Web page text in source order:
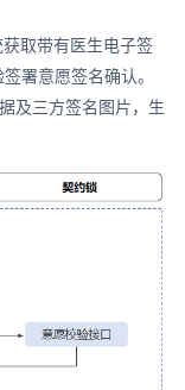
取带有医生电子签
署意愿签名确认。
及三方签名图片，生